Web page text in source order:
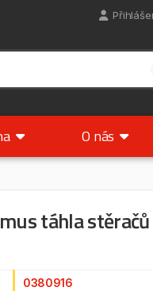
O nás
táhla
0380916